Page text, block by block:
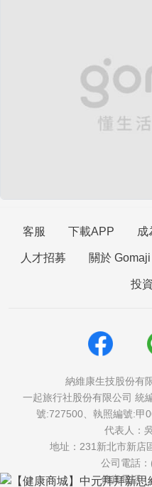
客服 下載APP 成
人才招募 關於 Gomaji
投
納維康生技股份有
一起旅行社股份有限公司 統
號:727500、執照編號:甲
代表人：
地址：231新北市新店
公司電話
傳真電話